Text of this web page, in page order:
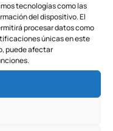
tecnologías como las
del dispositivo. El
procesar datos como
únicas en este
puede afectar